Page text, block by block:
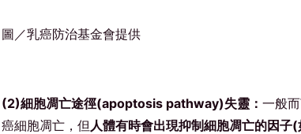
圖／乳癌防治基金會提供
(2)細胞凋亡途徑(apoptosis pathway)失靈： 一般
癌細胞凋亡，但 人體有時會出現抑制細胞凋亡的因